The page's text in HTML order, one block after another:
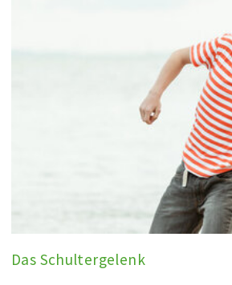
Das Schultergelenk